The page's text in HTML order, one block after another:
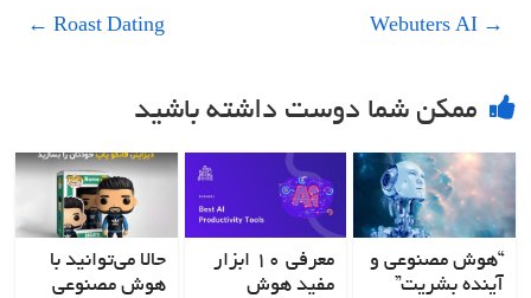
→
Webuters AI
Roast Dating
←
ممکن شما دوست داشته باشید
“هوش مصنوعی و
آینده بشریت”
معرفی ۱۰ ابزار
مفید هوش
حالا می‌توانید با
هوش مصنوعی